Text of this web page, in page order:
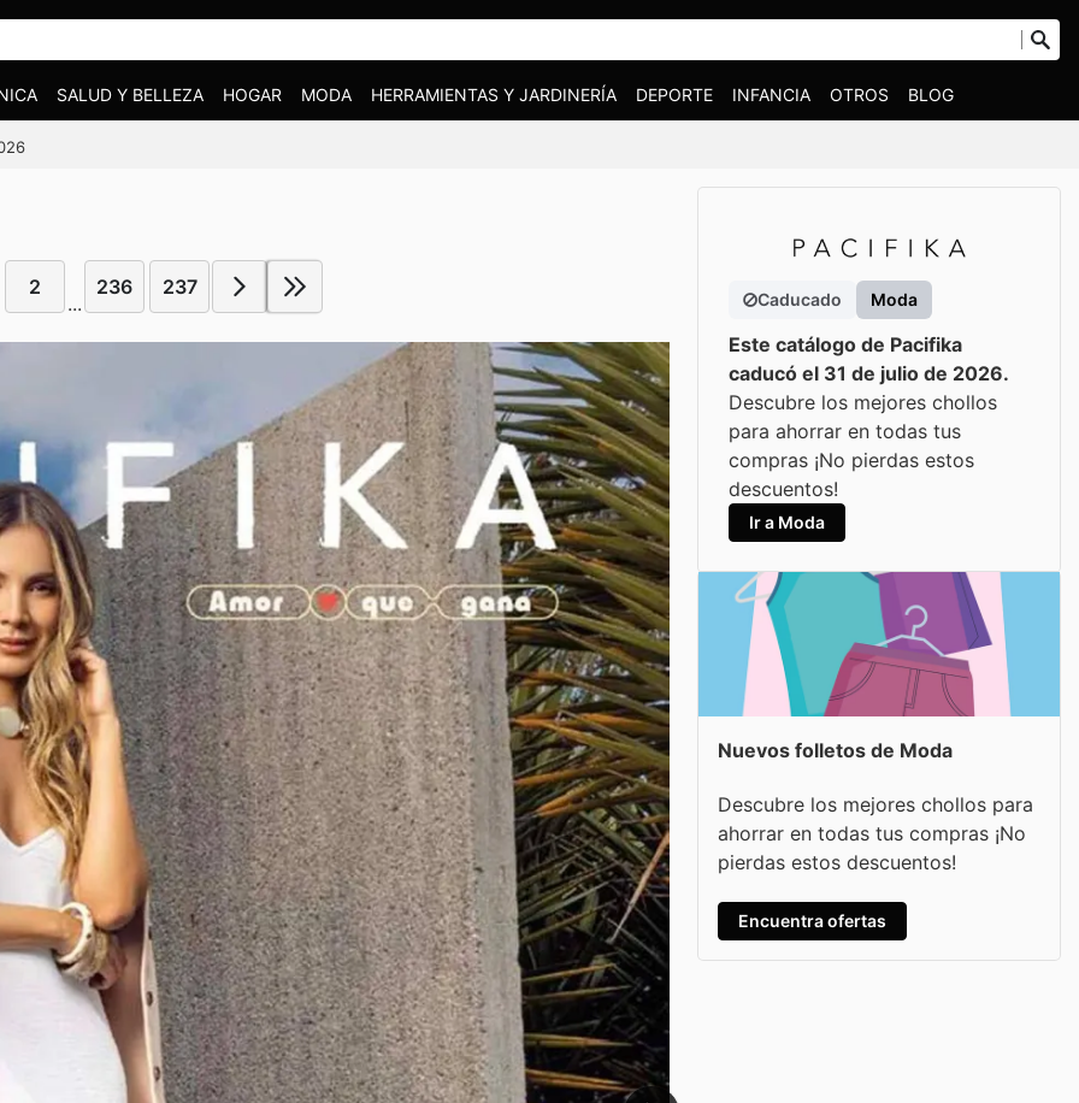
SALUD Y BELLEZA HOGAR MODA HERRAMIENTAS Y JARDINERÍA DEPORTE INFANCIA OTROS BLOG
2
...
236 237
Caducado Moda
Este catálogo de Pacifika
caducó el 31 de julio de 2026.
Descubre los mejores chollos
para ahorrar en todas tus
compras ¡No pierdas estos
descuentos!
Ir a Moda
Nuevos folletos de Moda
Descubre los mejores chollos para
ahorrar en todas tus compras ¡No
pierdas estos descuentos!
Encuentra ofertas